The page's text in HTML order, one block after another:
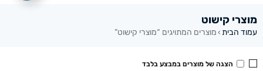
מוצרי קישוט
עמוד הבית › מוצרים המתויגים “מוצרי קישוט”
הצגה של מוצרים במבצע בלבד